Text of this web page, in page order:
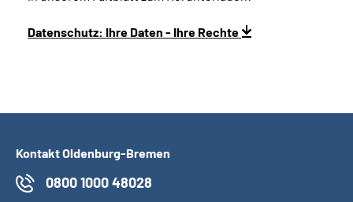
Datenschutz: Ihre Daten - Ihre Rechte
Kontakt Oldenburg-Bremen
0800 1000 48028